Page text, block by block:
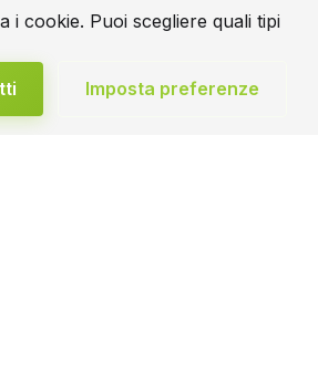
i cookie. Puoi scegliere quali tipi
Imposta preferenze